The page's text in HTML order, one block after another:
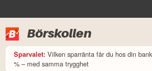
Börskollen
Sparvalet: Vilken sparränta får du hos din
% – med samma trygghet